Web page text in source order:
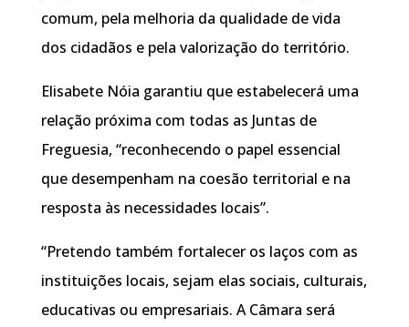
comum, pela melhoria da qualidade de vida
dos cidadãos e pela valorização do território.
Elisabete Nóia garantiu que estabelecerá uma
relação próxima com todas as Juntas de
Freguesia, “reconhecendo o papel essencial
que desempenham na coesão territorial e na
resposta às necessidades locais”.
“Pretendo também fortalecer os laços com as
instituições locais, sejam elas sociais, culturais,
educativas ou empresariais. A Câmara será